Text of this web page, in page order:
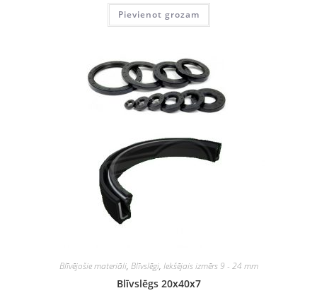
Pievienot grozam
Blīvējošie materiāli, Blīvslēgi, Iekšējais izmērs 9 - 24 mm
Blīvslēgs 20x40x7